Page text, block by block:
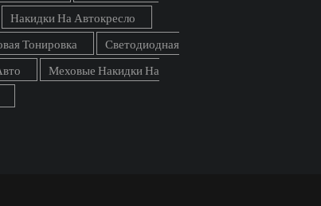
Накидки На Автокресло
Тонировка
Светодиодная
Меховые Накидки На